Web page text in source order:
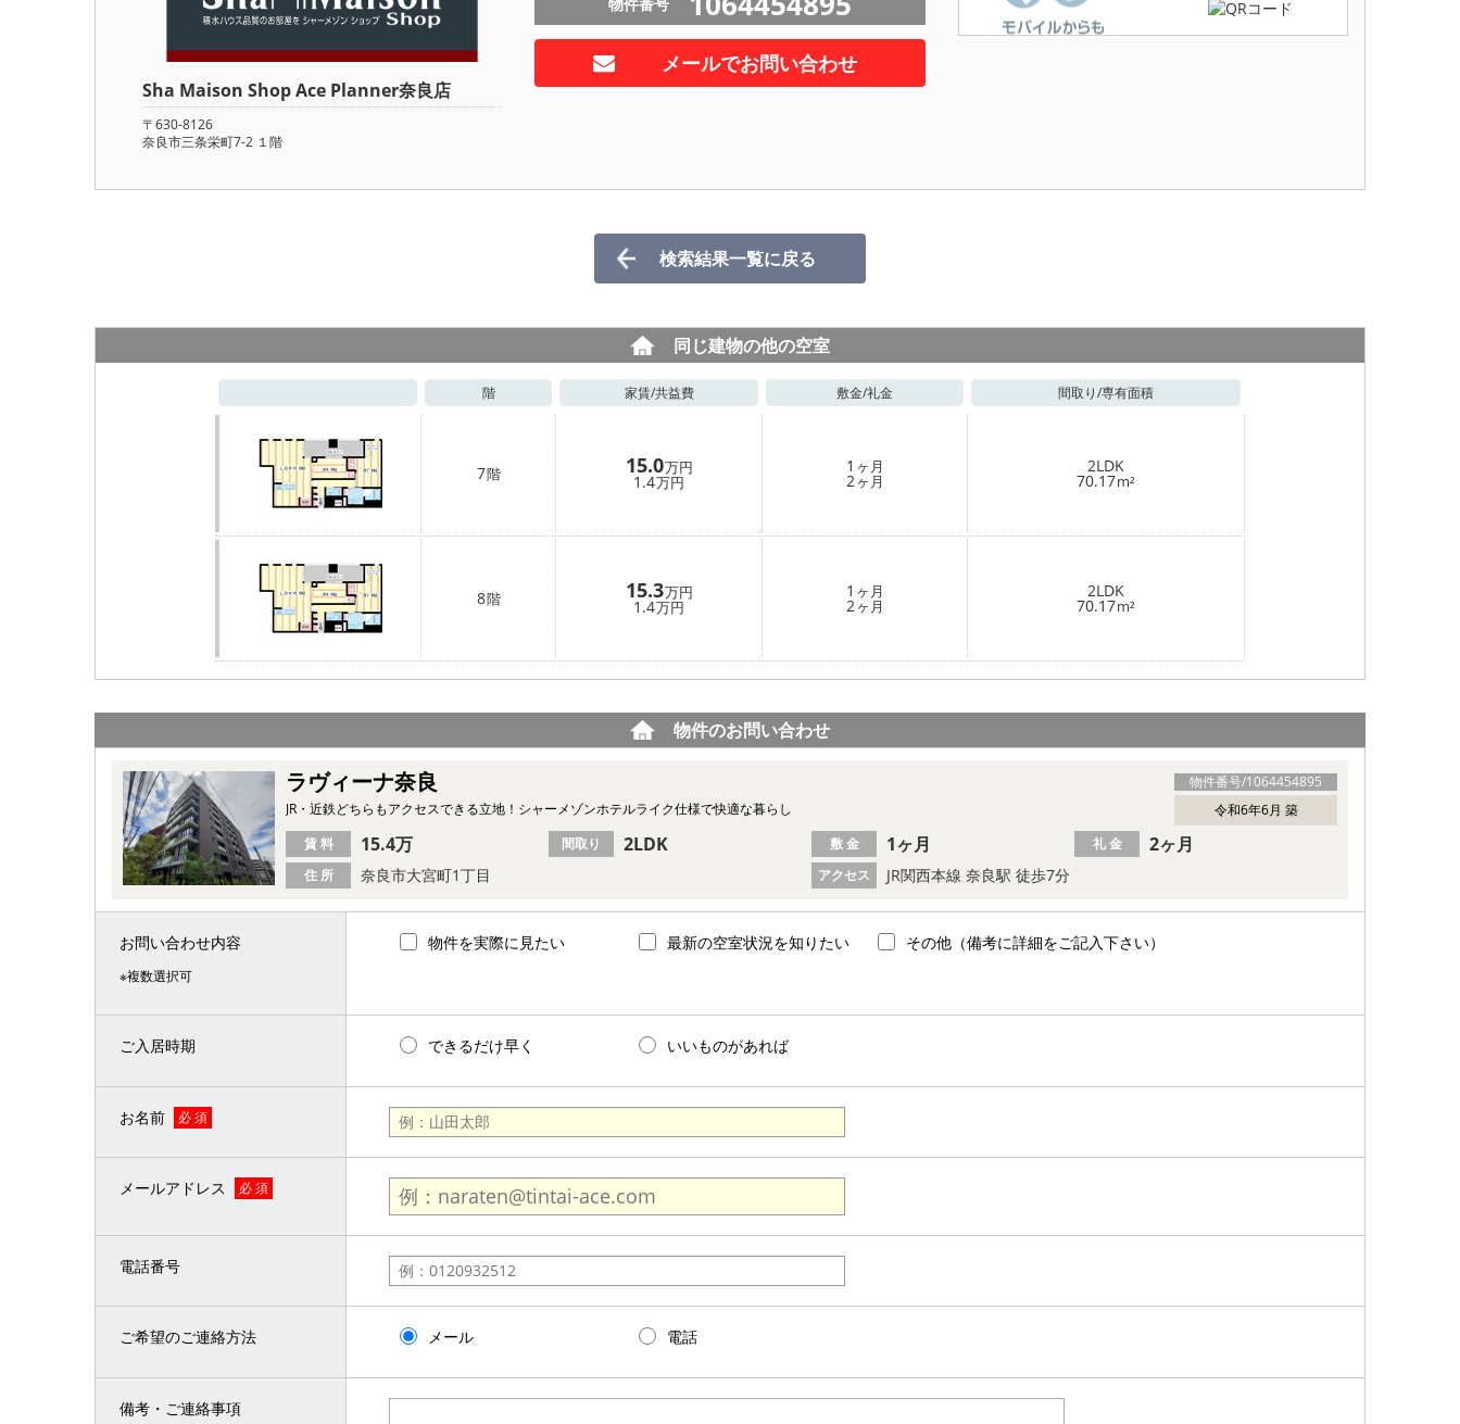
Sha Maison Shop Ace Planner奈良店
〒630-8126
奈良市三条栄町7-2 １階
物件番号
メールでお問い合わせ
検索結果一覧に戻る
同じ建物の他の空室
階 家賃/共益費 敷金/礼金 間取り/専有面積
7階 15.0万円
1.4万円
1 ヶ月
2ヶ月
2LDK
70.17m²
8階 15.3万円
1.4万円
1 ヶ月
2ヶ月
2LDK
70.17m²
物件のお問い合わせ
物件番号/1064454895
ラヴィーナ奈良
令和6年6月 築
JR・近鉄どちらもアクセスできる立地！シャーメゾンホテルライク仕様で快適な暮らし
住 所 奈良市大宮町1丁目 アクセス JR関西本線 奈良駅 徒歩7分
賃 料 15.4万 間取り 2LDK 敷 金 1ヶ月 礼 金 2ヶ月
お問い合わせ内容
※複数選択可
物件を実際に見たい 最新の空室状況を知りたい その他（備考に詳細をご記入下さい）
ご入居時期 できるだけ早く いいものがあれば
お名前 必 須
メールアドレス 必 須
電話番号
ご希望のご連絡方法 メール 電話
備考・ご連絡事項